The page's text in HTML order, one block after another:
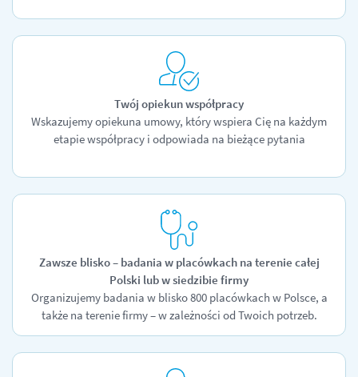
Twój opiekun współpracy
Wskazujemy opiekuna umowy, który wspiera Cię na każdym
etapie współpracy i odpowiada na bieżące pytania
Zawsze blisko – badania w placówkach na terenie całej
Polski lub w siedzibie firmy
Organizujemy badania w blisko 800 placówkach w Polsce, a
także na terenie firmy – w zależności od Twoich potrzeb.